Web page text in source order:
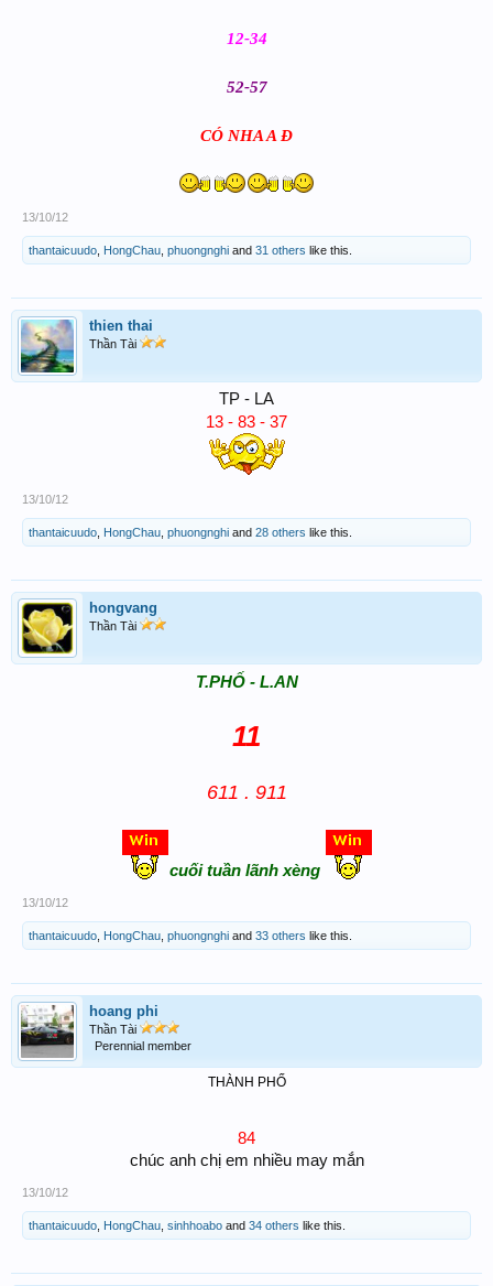
12-34
52-57
CÓ NHA A Đ
13/10/12
thantaicuudo HongChau phuongnghi and 31 others like this.
thien thai
Thần Tài
TP - LA
13 - 83 - 37
13/10/12
thantaicuudo HongChau phuongnghi and 28 others like this.
hongvang
Thần Tài
T.PHỐ - L.AN
11
611 . 911
cuốituần lãnh xèng
13/10/12
thantaicuudo HongChau phuongnghi and 33 others like this.
hoang phi
Thần Tài
Perennial member
THÀNH PHỐ
84
chúc anh chị em nhiều may mắn​
13/10/12
thantaicuudo HongChau sinhhoabo and 34 others like this.